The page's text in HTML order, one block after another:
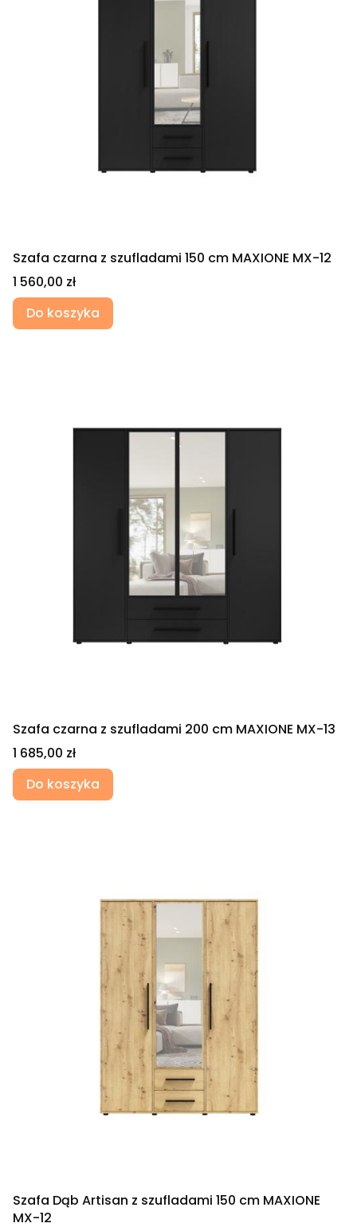
Szafa czarna z szufladami 150 cm MAXIONE MX-12
Cena
1 560,00 zł
Do koszyka
Szafa czarna z szufladami 200 cm MAXIONE MX-13
Cena
1 685,00 zł
Do koszyka
Szafa Dąb Artisan z szufladami 150 cm MAXIONE
MX-12